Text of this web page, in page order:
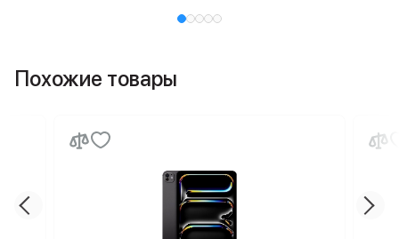
Похожие товары